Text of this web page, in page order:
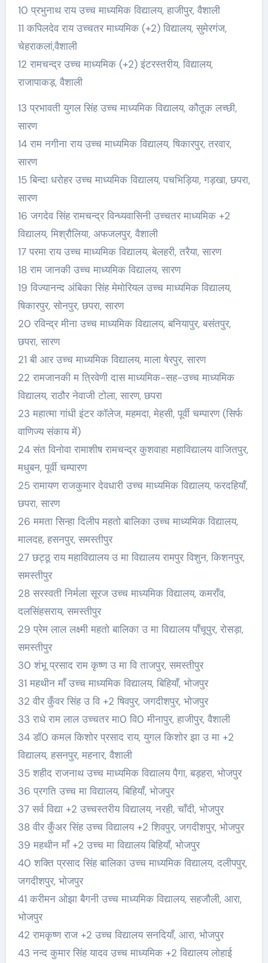
10 प्रभुनाथ राय उच्च माध्यमिक विद्यालय, हाजीपुर, वैशाली
11 कपिलदेव राय उच्चतर माध्यमिक (+2) विद्यालय, सुमेरगंज,
चेहराकलां,वैशाली
12 रामचन्द्र उच्च माध्यमिक (+2) इंटरस्तरीय, विद्यालय,
राजापाकड़, वैशाली
13 प्रभावती युगल सिंह उच्च माध्यमिक विद्यालय, कौतूक लच्छी,
सारण
14 राम नगीना राय उच्च माध्यमिक विद्यालय, षिकारपुर, तरवार,
सारण
15 बिन्दा धरोहर उच्च माध्यमिक विद्यालय, पचभिड़िया, गड़खा, छपरा,
सारण
16 जगदेव सिंह रामचन्द्र विन्ध्यवासिनी उच्चतर माध्यमिक +2
विद्यालय, मिश्रौलिया, अफजलपुर, वैशाली
17 परमा राय उच्च माध्यमिक विद्यालय, बेलहरी, तरैया, सारण
18 राम जानकी उच्च माध्यमिक विद्यालय, सारण
19 विज्यानन्द अंबिका सिंह मेमोरियल उच्च माध्यमिक विद्यालय,
षिकारपुर, सोनपुर, छपरा, सारण
20 रविन्द्र मीना उच्च माध्यमिक विद्यालय, बनियापुर, बसंतपुर,
छपरा, सारण
21 बी आर उच्च माध्यमिक विद्यालय, माला षेरपुर, सारण
22 रामजानकी म त्रिवेणी दास माध्यमिक-सह-उच्च माध्यमिक
विद्यालय, राठौर नेवाजी टोला, सारण, छपरा
23 महात्मा गांधी इंटर कॉलेज, महमदा, मेहसी, पूर्वी चम्पारण (सिर्फ
वाणिज्य संकाय में)
24 संत विनोवा रामाशीष रामचन्द्र कुशवाहा महाविद्यालय वाजितपुर,
मधुबन, पूर्वी चम्पारण
25 रामायण राजकुमार देवधारी उच्च माध्यमिक विद्यालय, फरदहियाँ,
छपरा, सारण
26 ममता सिन्हा दिलीप महतो बालिका उच्च माध्यमिक विद्यालय,
मालदह, हसनपुर, समस्तीपुर
27 छट्ठू राय महाविद्यालय उ मा विद्यालय रामपुर विशुन, किशनपुर,
समस्तीपुर
28 सरस्वती निर्मला सूरज उच्च माध्यमिक विद्यालय, कमराँव,
दलसिंहसराय, समस्तीपुर
29 प्रेम लाल लक्ष्मी महतो बालिका उ मा विद्यालय पाँचूपुर, रोसड़ा,
समस्तीपुर
30 शंभू प्रसाद राम कृष्ण उ मा वि ताजपुर, समस्तीपुर
31 महथीन माँ उच्च माध्यमिक विद्यालय, बिहियाँ, भोजपुर
32 वीर कुँवर सिंह उ वि +2 षिवपुर, जगदीशपुर, भोजपुर
33 राधे राम लाल उच्चतर मा0 वि0 मीनापुर, हाजीपुर, वैशाली
34 डॉ0 कमल किशोर प्रसाद राय, युगल किशोर झा उ मा +2
विद्यालय, हसनपुर, महनार, वैशाली
35 शहीद राजनाथ उच्च माध्यमिक विद्यालय पैगा, बड़हरा, भोजपुर
36 प्रगति उच्च मा विद्यालय, बिहियाँ, भोजपुर
37 सर्व विद्या +2 उच्चस्तरीय विद्यालय, नरही, चाँदी, भोजपुर
38 वीर कुँअर सिंह उच्च विद्यालय +2 शिवपुर, जगदीशपुर, भोजपुर
39 महथीन माँ +2 उच्च मा विद्यालय बिहियाँ, भोजपुर
40 शक्ति प्रसाद सिंह बालिका उच्च माध्यमिक विद्यालय, दलीपपुर,
जगदीशपुर, भोजपुर
41 करीमन ओझा बैगनी उच्च माध्यमिक विद्यालय, सहजौली, आरा,
भोजपुर
42 रामकृष्ण राज +2 उच्च विद्यालय सनदियाँ, आरा, भोजपुर
43 नन्द कुमार सिंह यादव उच्च माध्यमिक +2 विद्यालय लोहाई